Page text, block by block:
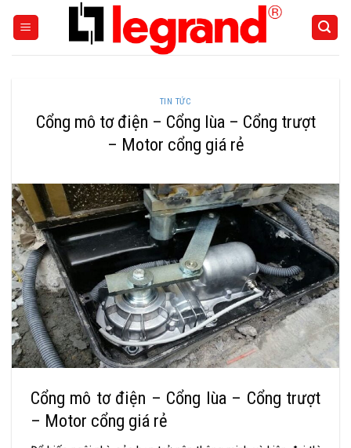
TIN TỨC
Cổng mô tơ điện – Cổng lùa – Cổng trượt
– Motor cổng giá rẻ
Cổng mô tơ điện – Cổng lùa – Cổng trượt
– Motor cổng giá rẻ